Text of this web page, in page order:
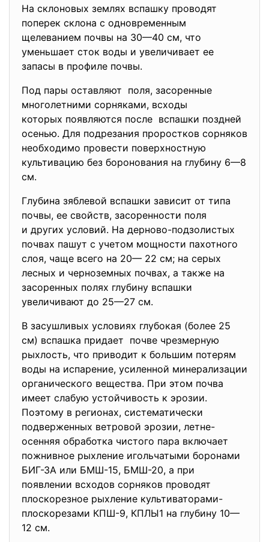
На склоновых землях вспашку проводят
поперек склона с одновременным
щелеванием почвы на 30—40 см, что
уменьшает сток воды и увеличивает ее
запасы в профиле почвы.
Под пары оставляют поля, засоренные
многолетними сорняками, всходы
которых появляются после вспашки поздней
осенью. Для подрезания проростков сорняков
необходимо провести поверхностную
культивацию без боронования на глубину 6—8
см.
Глубина зяблевой вспашки зависит от типа
почвы, ее свойств, засоренности поля
и других условий. На дерново-подзолистых
почвах пашут с учетом мощности пахотного
слоя, чаще всего на 20— 22 см; на серых
лесных и черноземных почвах, а также на
засоренных полях глубину вспашки
увеличивают до 25—27 см.
В засушливых условиях глубокая (более 25
см) вспашка придает почве чрезмерную
рыхлость, что приводит к большим потерям
воды на испарение, усиленной минерализации
органического вещества. При этом почва
имеет слабую устойчивость к эрозии.
Поэтому в регионах, систематически
подверженных ветровой эрозии, летне-
осенняя обработка чистого пара включает
пожнивное рыхление игольчатыми боронами
БИГ-ЗА или БМШ-15, БМШ-20, а при
появлении всходов сорняков проводят
плоскорезное рыхление культиваторами-
плоскорезами КПШ-9, КПЛЫ1 на глубину 10—
12 см.